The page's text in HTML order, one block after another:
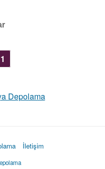
1
Depolama
İletişim